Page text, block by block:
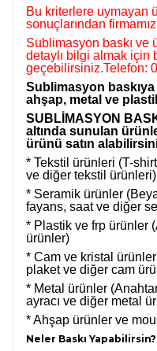
Bu kriterlere uymayan
sonuçlarından
Sublimasyon baskı ve
detaylı bilgi almak için
geçebilirsiniz.Telefon:
Sublimasyon
ahşap, metal ve
SUBLİMASYON
altında sunulan
ürünü satın
* Tekstil ürünleri (T-
ve diğer tekstil ürünleri)
* Seramik ürünler
fayans, saat ve diğer
* Plastik ve frp ürünler
ürünler)
* Cam ve kristal
plaket ve diğer cam
* Metal ürünler
ayracı ve diğer metal
* Ahşap ürünler ve
Neler Baskı Yapabilirsin?